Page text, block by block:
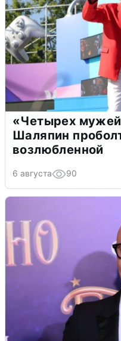
«Четырех
Шаляпин
возлюбленной
6 августа 90